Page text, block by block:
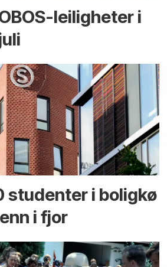
leiligheter i
studenter i boligkø
i fjor